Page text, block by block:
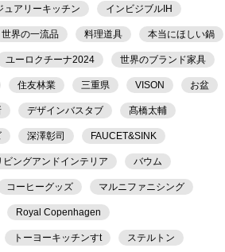
ュアリーキッチン インビジブルIH
世界の一流品 料理道具 本当にほしい鍋
ユーロクチーナ2024 世界のブランド家具
住友林業 三重県 VISON お盆
デザインバスタブ 髙橋太輔
深澤彰司 FAUCET&SINK
ビングアンドインテリア バウム
コーヒーグッズ マルニファニシング
Royal Copenhagen
トーヨーキッチンすt ステルトン